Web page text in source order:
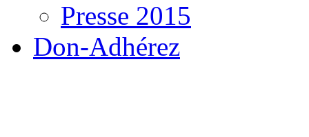
Presse 2015
Don-Adhérez